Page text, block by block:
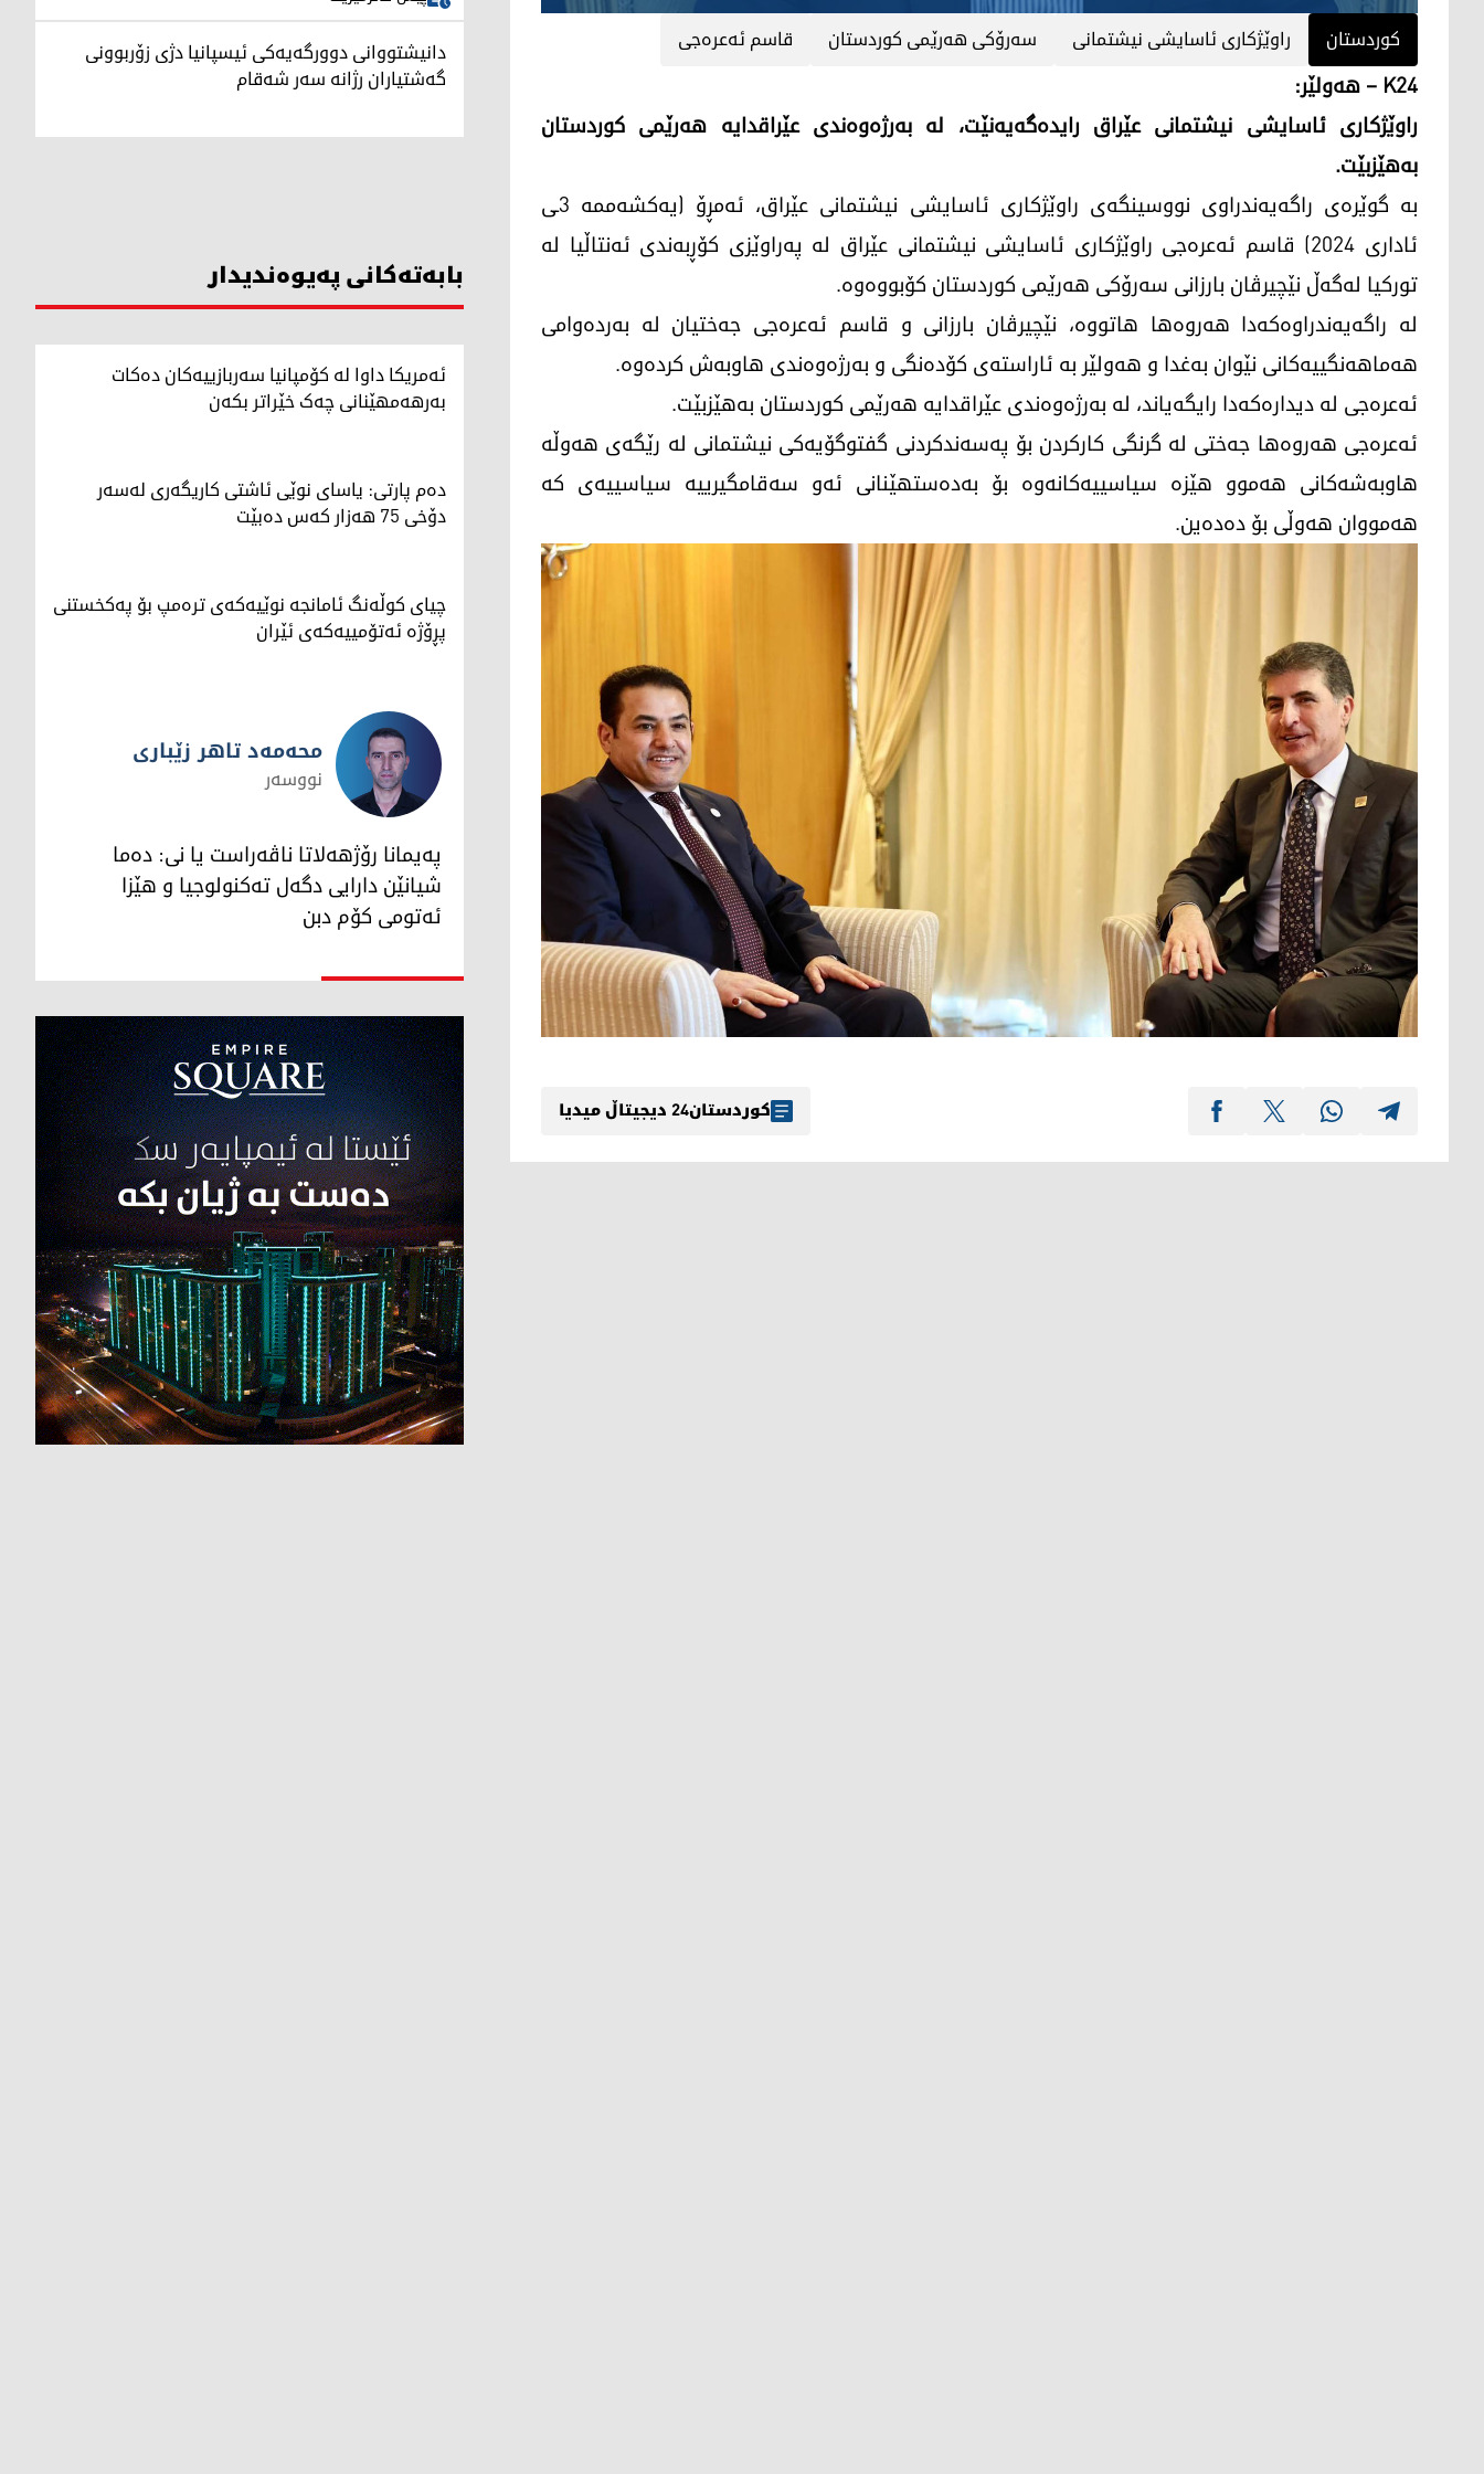
کوردستان راوێژكاری ئاسایشی نیشتمانی سه‌رۆكی هه‌رێمی كوردستان قاسم ئەعرەجی
K24 – هەولێر:
راوێژكاری ئاسایشی نیشتمانی عێراق رایده‌گه‌یه‌نێت، له‌ به‌رژه‌وه‌ندی عێراقدایه‌ هه‌رێمی كوردستان
به‌هێزبێت.
به‌ گوێره‌ی راگه‌یه‌ندراوی نووسینگه‌ی راوێژكاری ئاسایشی نیشتمانی عێراق، ئه‌مڕۆ (یه‌كشه‌ممه‌ 3ـی
ئاداری 2024) قاسم ئه‌عره‌جی راوێژكاری ئاسایشی نیشتمانی عێراق له‌ په‌راوێزی كۆڕبه‌ندی ئه‌نتاڵیا له‌
توركیا له‌گه‌ڵ نێچیرڤان بارزانی سه‌رۆكی هه‌رێمی كوردستان كۆبووه‌وه‌.
له‌ راگه‌یه‌ندراوه‌كه‌دا هه‌روه‌ها هاتووه‌، نێچیرڤان بارزانی و قاسم ئه‌عره‌جی جه‌ختیان له‌ به‌رده‌وامی
هه‌ماهه‌نگییه‌كانی نێوان به‌غدا و هه‌ولێر به‌ ئاراسته‌ی كۆده‌نگی و به‌رژه‌وه‌ندی هاوبه‌ش كرده‌وه‌.
ئه‌عره‌جی له‌ دیداره‌كه‌دا رایگه‌یاند، له‌ به‌رژه‌وه‌ندی عێراقدایه‌ هه‌رێمی كوردستان به‌هێزبێت.
ئه‌عره‌جی هه‌روه‌ها جه‌ختی لە گرنگی کارکردن بۆ پەسەندکردنی گفتوگۆیەکی نیشتمانی لە رێگەی هەوڵە
هاوبەشەکانی هەموو هێزە سیاسییەکانەوە بۆ بەدەستهێنانی ئەو سەقامگیرییە سیاسییەی کە
هەمووان هەوڵی بۆ دەدەین.
کوردستان24 دیجیتاڵ میدیا
دانیشتووانی دوورگەیەکی ئیسپانیا دژی زۆربوونی
گەشتیاران رژانە سەر شەقام
بابەتەکانی پەیوەندیدار
ئەمریکا داوا لە کۆمپانیا سەربازییەکان دەکات
بەرهەمهێنانی چەک خێراتر بکەن
دەم پارتی: یاسای نوێی ئاشتی کاریگەری لەسەر
دۆخی 75 هەزار کەس دەبێت
چیای کوڵەنگ ئامانجە نوێیەکەی ترەمپ بۆ پەکخستنی
پڕۆژە ئەتۆمییەکەی ئێران
محەمەد تاهر زێبارى
محەمەد تاهر زێبارى
نووسەر
پەیمانا رۆژهەلاتا ناڤەراست یا نى: دەما
شیانێن دارایى دگەل تەکنولوجیا و هێزا
ئەتومى کۆم دبن